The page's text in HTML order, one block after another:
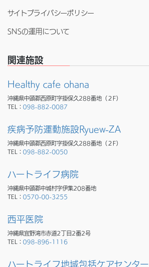
サイトプライバシーポリシー
SNSの運用について
関連施設
Healthy cafe ohana
沖縄県中頭郡西原町字掛保久288番地（２F）
TEL： 098-882-0087
疾病予防運動施設Ryuew-ZA
沖縄県中頭郡西原町字掛保久288番地（２F）
TEL： 098-882-0050
ハートライフ病院
沖縄県中頭郡中城村字伊集208番地
TEL： 0570-00-3255
西平医院
沖縄県宜野湾市赤道2丁目2番2号
TEL： 098-896-1116
ハートライフ地域包括ケアセンター